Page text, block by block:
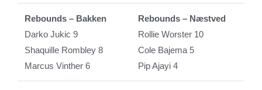
Rebounds – Bakken
Darko Jukic 9
Shaquille Rombley 8
Marcus Vinther 6
Rebounds – Næstved
Rollie Worster 10
Cole Bajema 5
Pip Ajayi 4